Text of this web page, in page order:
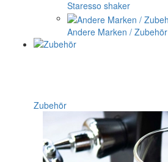
Staresso shaker
Andere Marken / Zubehör
Zubehör